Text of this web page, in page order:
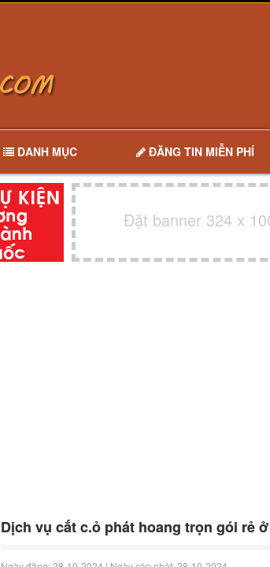
DANH MỤC ĐĂNG TIN MIỄN PHÍ
Đặt banner 324 x
Dịch vụ cắt c.ỏ phát hoang trọn gói rẻ